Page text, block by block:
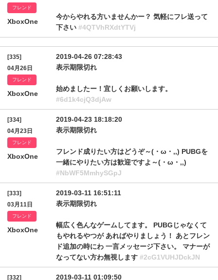
フレンド
XboxOne
今からやれる方いませんかー？ 気軽にフレ送って
下さい #4QTVhRXdtYTVj
[335]
04月26日
フレンド
XboxOne
2019-04-26 07:28:43
表示期限切れ
始めましたー！宜しくお願いします。
#6d1k4cjQ3djAw
[334]
04月23日
フレンド
XboxOne
2019-04-23 18:18:20
表示期限切れ
フレンド成りたい方はどうぞ～(・ω・,,) PUBGを
一緒にやりたい方は歓迎ですよ～(・ω・,,)
#NbWF5MmhySGpJ
[333]
03月11日
フレンド
XboxOne
2019-03-11 16:51:11
表示期限切れ
幅広く色んなゲームしてます。 PUBGじゃなくて
もやれるやつが あればやりましょう！ あとフレン
ド追加の時にわ 一言メッセージ下さい。 マナーが
なってない方わ無視します #2cG1VUHJDckJN
[332] 2019-03-11 01:09:50